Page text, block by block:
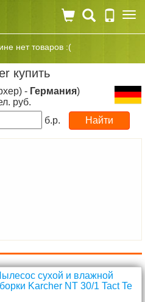
нет товаров :(
купить
- Германия)
руб.
б.р.
сухой и влажной
Karcher NT 30/1 Tact Te